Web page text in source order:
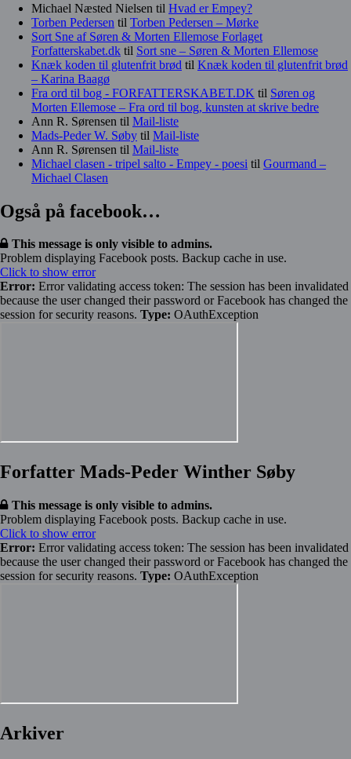
Michael Næsted Nielsen til Hvad er Empey?
Torben Pedersen til Torben Pedersen – Mørke
Sort Sne af Søren & Morten Ellemose Forlaget
Forfatterskabet.dk til Sort sne – Søren & Morten Ellemose
Knæk koden til glutenfrit brød til Knæk koden til glutenfrit brød
– Karina Baagø
Fra ord til bog - FORFATTERSKABET.DK til Søren og
Morten Ellemose – Fra ord til bog, kunsten at skrive bedre
Ann R. Sørensen til Mail-liste
Mads-Peder W. Søby til Mail-liste
Ann R. Sørensen til Mail-liste
Michael clasen - tripel salto - Empey - poesi til Gourmand –
Michael Clasen
Også på facebook…
This message is only visible to admins.
Problem displaying Facebook posts. Backup cache in use.
Click to show error
Error: Error validating access token: The session has been invalidated
because the user changed their password or Facebook has changed the
session for security reasons. Type: OAuthException
Forfatter Mads-Peder Winther Søby
This message is only visible to admins.
Problem displaying Facebook posts. Backup cache in use.
Click to show error
Error: Error validating access token: The session has been invalidated
because the user changed their password or Facebook has changed the
session for security reasons. Type: OAuthException
Arkiver